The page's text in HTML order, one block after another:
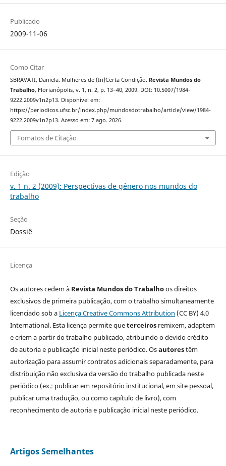
Publicado
2009-11-06
Como Citar
SBRAVATI, Daniela. Mulheres de (In)Certa Condição. Revista Mundos do
Trabalho, Florianópolis, v. 1, n. 2, p. 13–40, 2009. DOI: 10.5007/1984-
9222.2009v1n2p13. Disponível em:
https://periodicos.ufsc.br/index.php/mundosdotrabalho/article/view/1984-
9222.2009v1n2p13. Acesso em: 7 ago. 2026.
Fomatos de Citação
Edição
v. 1 n. 2 (2009): Perspectivas de gênero nos mundos do
trabalho
Seção
Dossiê
Licença
Os autores cedem à Revista Mundos do Trabalhoos direitos
exclusivos de primeira publicação, com o trabalho simultaneamente
licenciado sob a Licença Creative Commons Attribution (CC BY) 4.0
International. Esta licença permite queterceirosremixem, adaptem
e criem a partir do trabalho publicado, atribuindo o devido crédito
de autoria e publicação inicial neste periódico. Osautorestêm
autorização para assumir contratos adicionais separadamente, para
distribuição não exclusiva da versão do trabalho publicada neste
periódico (ex.: publicar em repositório institucional, em site pessoal,
publicar uma tradução, ou como capítulo de livro), com
reconhecimento de autoria e publicação inicial neste periódico.
Artigos Semelhantes